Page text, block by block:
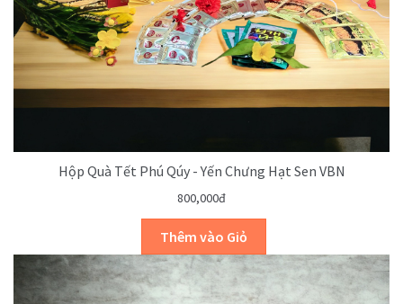
Hộp Quà Tết Phú Qúy - Yến Chưng Hạt Sen VBN
800,000đ